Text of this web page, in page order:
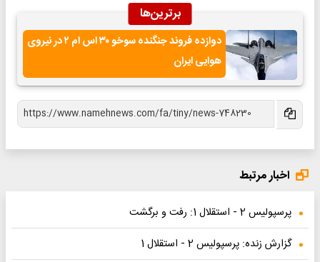
برترین‌ها
دوازده فروند جنگنده سوخو ۳۰ اس ام ۲ در نیروی
هوایی ایران
اخبار مرتبط
پرسپولیس 2 - استقلال 1: رفت و برگشت
گزارش زنده: پرسپولیس 2 - استقلال 1